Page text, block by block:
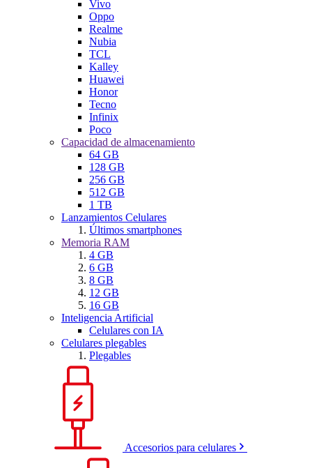
Vivo
Oppo
Realme
Nubia
TCL
Kalley
Huawei
Honor
Tecno
Infinix
Poco
Capacidad de almacenamiento
64 GB
128 GB
256 GB
512 GB
1 TB
Lanzamientos Celulares
Últimos smartphones
Memoria RAM
4 GB
6 GB
8 GB
12 GB
16 GB
Inteligencia Artificial
Celulares con IA
Celulares plegables
Plegables
Accesorios para celulares